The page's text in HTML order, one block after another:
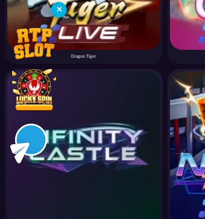
Dragon Tiger
✕